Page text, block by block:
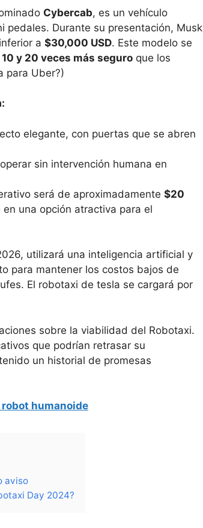
Cybercab, es un vehículo
pedales. Durante su presentación, Musk
a $30,000 USD. Este modelo se
10 y 20 veces más seguro que los
para Uber?)
elegante, con puertas que se abren
sin intervención humana en
será de aproximadamente $20
una opción atractiva para el
utilizará una inteligencia artificial y
para mantener los costos bajos de
El robotaxi de tesla se cargará por
sobre la viabilidad del Robotaxi.
que podrían retrasar su
un historial de promesas
humanoide
aviso
Day 2024?